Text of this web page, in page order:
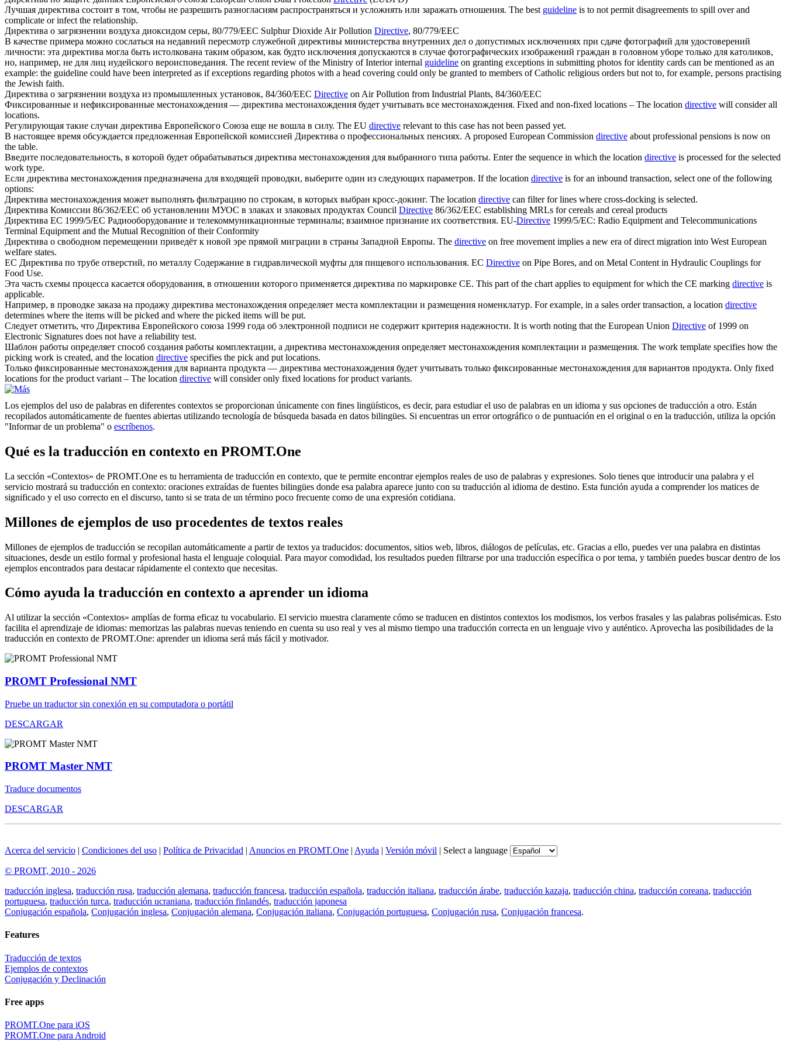
Лучшая директива состоит в том, чтобы не разрешить разногласиям распространяться и усложнять или заражать отношения. The best guideline is to not permit disagreements to spill over and
complicate or infect the relationship.
Директива о загрязнении воздуха диоксидом серы, 80/779/ЕЕС Sulphur Dioxide Air Pollution Directive, 80/779/EEC
В качестве примера можно сослаться на недавний пересмотр служебной директивы министерства внутренних дел о допустимых исключениях при сдаче фотографий для удостоверений
личности: эта директива могла быть истолкована таким образом, как будто исключения допускаются в случае фотографических изображений граждан в головном уборе только для католиков,
но, например, не для лиц иудейского вероисповедания. The recent review of the Ministry of Interior internal guideline on granting exceptions in submitting photos for identity cards can be mentioned as an
example: the guideline could have been interpreted as if exceptions regarding photos with a head covering could only be granted to members of Catholic religious orders but not to, for example, persons practising
the Jewish faith.
Директива о загрязнении воздуха из промышленных установок, 84/360/EEC Directive on Air Pollution from Industrial Plants, 84/360/EEC
Фиксированные и нефиксированные местонахождения — директива местонахождения будет учитывать все местонахождения. Fixed and non-fixed locations – The location directive will consider all
locations.
Регулирующая такие случаи директива Европейского Союза еще не вошла в силу. The EU directive relevant to this case has not been passed yet.
В настоящее время обсуждается предложенная Европейской комиссией Директива о профессиональных пенсиях. A proposed European Commission directive about professional pensions is now on
the table.
Введите последовательность, в которой будет обрабатываться директива местонахождения для выбранного типа работы. Enter the sequence in which the location directive is processed for the selected
work type.
Если директива местонахождения предназначена для входящей проводки, выберите один из следующих параметров. If the location directive is for an inbound transaction, select one of the following
options:
Директива местонахождения может выполнять фильтрацию по строкам, в которых выбран кросс-докинг. The location directive can filter for lines where cross-docking is selected.
Директива Комиссии 86/362/ЕЕС об установлении МУОС в злаках и злаковых продуктах Council Directive 86/362/EEC establishing MRLs for cereals and cereal products
Директива ЕС 1999/5/EC Радиооборудование и телекоммуникационные терминалы; взаимное признание их соответствия. EU-Directive 1999/5/EC: Radio Equipment and Telecommunications
Terminal Equipment and the Mutual Recognition of their Conformity
Директива о свободном перемещении приведёт к новой эре прямой миграции в страны Западной Европы. The directive on free movement implies a new era of direct migration into West European
welfare states.
EC Директива по трубе отверстий, по металлу Содержание в гидравлической муфты для пищевого использования. EC Directive on Pipe Bores, and on Metal Content in Hydraulic Couplings for
Food Use.
Эта часть схемы процесса касается оборудования, в отношении которого применяется директива по маркировке CE. This part of the chart applies to equipment for which the CE marking directive is
applicable.
Например, в проводке заказа на продажу директива местонахождения определяет места комплектации и размещения номенклатур. For example, in a sales order transaction, a location directive
determines where the items will be picked and where the picked items will be put.
Следует отметить, что Директива Европейского союза 1999 года об электронной подписи не содержит критерия надежности. It is worth noting that the European Union Directive of 1999 on
Electronic Signatures does not have a reliability test.
Шаблон работы определяет способ создания работы комплектации, а директива местонахождения определяет местонахождения комплектации и размещения. The work template specifies how the
picking work is created, and the location directive specifies the pick and put locations.
Только фиксированные местонахождения для варианта продукта — директива местонахождения будет учитывать только фиксированные местонахождения для вариантов продукта. Only fixed
locations for the product variant – The location directive will consider only fixed locations for product variants.
Los ejemplos del uso de palabras en diferentes contextos se proporcionan únicamente con fines lingüísticos, es decir, para estudiar el uso de palabras en un idioma y sus opciones de traducción a otro. Están
recopilados automáticamente de fuentes abiertas utilizando tecnología de búsqueda basada en datos bilingües. Si encuentras un error ortográfico o de puntuación en el original o en la traducción, utiliza la opción
"Informar de un problema" o escríbenos.
Qué es la traducción en contexto en PROMT.One
La sección «Contextos» de PROMT.One es tu herramienta de traducción en contexto, que te permite encontrar ejemplos reales de uso de palabras y expresiones. Solo tienes que introducir una palabra y el
servicio mostrará su traducción en contexto: oraciones extraídas de fuentes bilingües donde esa palabra aparece junto con su traducción al idioma de destino. Esta función ayuda a comprender los matices de
significado y el uso correcto en el discurso, tanto si se trata de un término poco frecuente como de una expresión cotidiana.
Millones de ejemplos de uso procedentes de textos reales
Millones de ejemplos de traducción se recopilan automáticamente a partir de textos ya traducidos: documentos, sitios web, libros, diálogos de películas, etc. Gracias a ello, puedes ver una palabra en distintas
situaciones, desde un estilo formal y profesional hasta el lenguaje coloquial. Para mayor comodidad, los resultados pueden filtrarse por una traducción específica o por tema, y también puedes buscar dentro de los
ejemplos encontrados para destacar rápidamente el contexto que necesitas.
Cómo ayuda la traducción en contexto a aprender un idioma
Al utilizar la sección «Contextos» amplías de forma eficaz tu vocabulario. El servicio muestra claramente cómo se traducen en distintos contextos los modismos, los verbos frasales y las palabras polisémicas. Esto
facilita el aprendizaje de idiomas: memorizas las palabras nuevas teniendo en cuenta su uso real y ves al mismo tiempo una traducción correcta en un lenguaje vivo y auténtico. Aprovecha las posibilidades de la
traducción en contexto de PROMT.One: aprender un idioma será más fácil y motivador.
PROMT Professional NMT
Pruebe un traductor sin conexión en su computadora o portátil
DESCARGAR
PROMT Master NMT
Traduce documentos
DESCARGAR
Acerca del servicio | Condiciones del uso | Política de Privacidad | Anuncios en PROMT.One | Ayuda | Versión móvil | Select a language
© PROMT, 2010 - 2026
traducción inglesa, traducción rusa, traducción alemana, traducción francesa, traducción española, traducción italiana, traducción árabe, traducción kazaja, traducción china, traducción coreana, traducción
portuguesa, traducción turca, traducción ucraniana, traducción finlandés, traducción japonesa
Conjugación española, Conjugación inglesa, Conjugación alemana, Conjugación italiana, Conjugación portuguesa, Conjugación rusa, Conjugación francesa.
Features
Traducción de textos
Ejemplos de contextos
Conjugación y Declinación
Free apps
PROMT.One para iOS
PROMT.One para Android